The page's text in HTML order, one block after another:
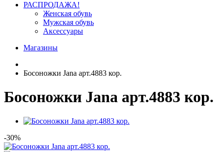
РАСПРОДАЖА!
Женская обувь
Мужская обувь
Аксессуары
Магазины
Босоножки Jana арт.4883 кор.
Босоножки Jana арт.4883 кор.
-30%